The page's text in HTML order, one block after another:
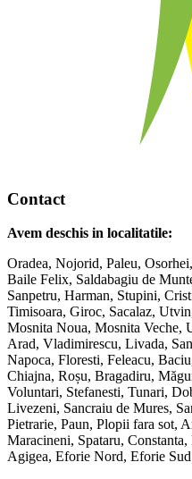
Contact
Avem deschis in localitatile:
Oradea, Nojorid, Paleu,
Baile Felix, Saldabagiu de
Sanpetru, Harman, Stupini,
Timisoara, Giroc, Sacalaz,
Mosnita Noua, Mosnita Veche,
Arad, Vladimirescu, Livada,
Napoca, Floresti, Feleacu,
Chiajna, Roșu, Bragadiru,
Voluntari, Stefanesti, Tunari,
Livezeni, Sancraiu de Mures,
Pietrarie, Paun, Plopii fara sot,
Maracineni, Spataru,
Agigea, Eforie Nord, Eforie Sud